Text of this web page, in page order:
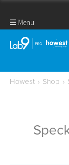
Menu
Howest › Shop ›